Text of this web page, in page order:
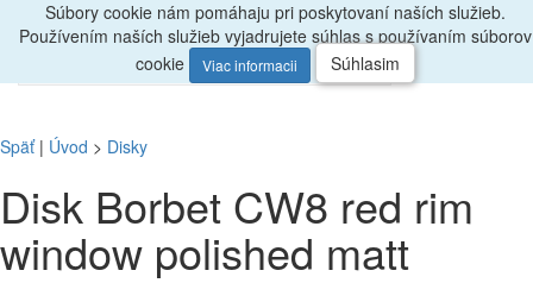
Radiporadíme, zavolajte047/4397722
Menu
0
Späť| Úvod > Disky
Disk Borbet CW8 red rim
window polished matt
Súbory cookie nám pomáhaju pri poskytovaní naších služieb.
Používením naších služieb vyjadrujete súhlas s používaním súborov
cookie
Viac informacii Súhlasim